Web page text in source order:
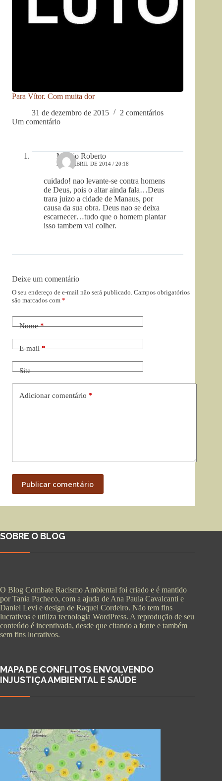
Para Vítor. Com muita dor
31 de dezembro de 2015
2 comentários
Um comentário
Marcio Roberto
26 DE ABRIL DE 2014 / 20:18
cuidado! nao levante-se contra homens
de Deus, pois o altar ainda fala…Deus
trara juizo a cidade de Manaus, por
causa da sua obra. Deus nao se deixa
escarnecer…tudo que o homem plantar
isso tambem vai colher.
Deixe um comentário
O seu endereço de e-mail não será publicado. Campos obrigatórios
são marcados com *
Nome*
E-mail*
Site
Adicionar comentário *
Publicar comentário
SOBRE O BLOG
O Blog Combate Racismo Ambiental foi criado e é mantido
por Tania Pacheco, com a ajuda de Ana Paula Cavalcanti e
Daniel Levi e design de Raquel Cordeiro. Não tem fins
lucrativos e utiliza tecnologia WordPress. A reprodução de seu
conteúdo é incentivada, desde que citando a fonte e também
sem fins lucrativos.
MAPA DE CONFLITOS ENVOLVENDO
INJUSTIÇA AMBIENTAL E SAÚDE